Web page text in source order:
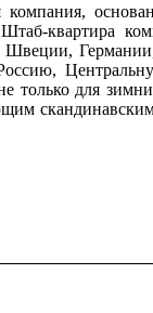
квартира
Швеции,
только для